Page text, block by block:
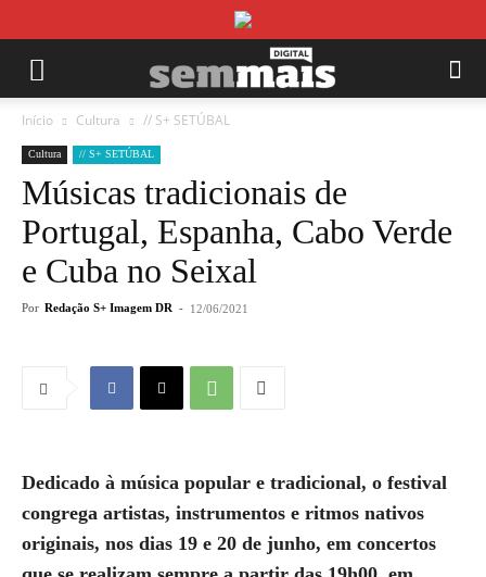
Início Cultura // S+ SETÚBAL
Cultura // S+ SETÚBAL
Músicas tradicionais de
Portugal, Espanha, Cabo Verde
e Cuba no Seixal
Por Redação S+ Imagem DR - 12/06/2021
Dedicado à música popular e tradicional, o festival
congrega artistas, instrumentos e ritmos nativos
originais, nos dias 19 e 20 de junho, em concertos